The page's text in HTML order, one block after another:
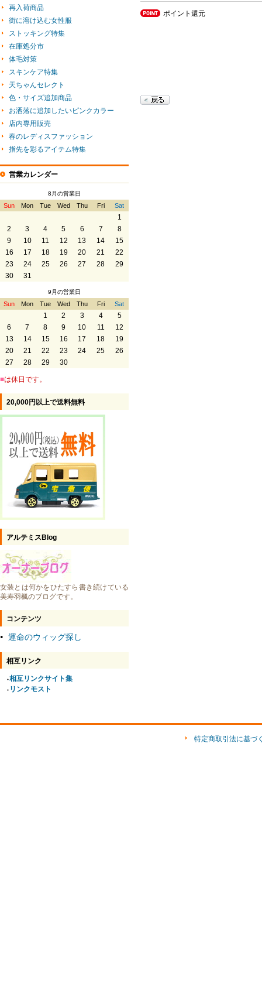
ポイント還元
再入荷商品
街に溶け込む女性服
ストッキング特集
在庫処分市
体毛対策
スキンケア特集
天ちゃんセレクト
色・サイズ追加商品
お洒落に追加したいピンクカラー
店内専用販売
春のレディスファッション
指先を彩るアイテム特集
営業カレンダー
8月の営業日
Sun Mon Tue Wed Thu Fri Sat
1
2
3 4 5 6 7
8
9
10 11 12 13 14
15
16
17 18 19 20 21
22
23
24 25 26 27 28
29
30
31
9月の営業日
Sun Mon Tue Wed Thu Fri Sat
1 2 3 4
5
6
7 8 9 10 11
12
13
14 15 16 17 18
19
20
21 22 23 24 25
26
27
28 29 30
■は休日です。
20,000円以上で送料無料
アルテミスBlog
女装とは何かをひたすら書き続けている
美寿羽楓のブログです。
コンテンツ
● 運命のウィッグ探し
相互リンク
●相互リンクサイト集
● リンクモスト
特定商取引法に基づ